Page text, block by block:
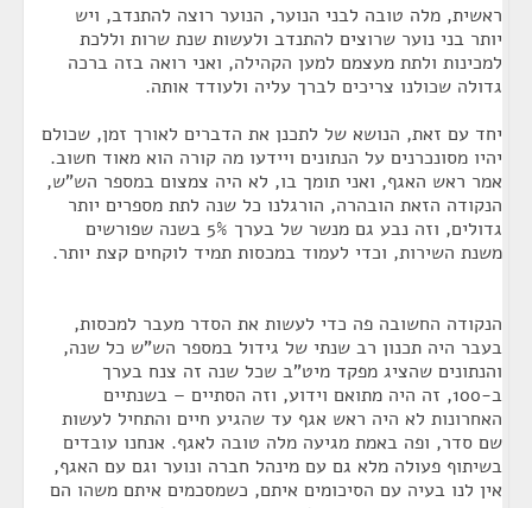
ראשית, מלה טובה לבני הנוער, הנוער רוצה להתנדב, ויש
יותר בני נוער שרוצים להתנדב ולעשות שנת שרות וללכת
למכינות ולתת מעצמם למען הקהילה, ואני רואה בזה ברכה
גדולה שכולנו צריכים לברך עליה ולעודד אותה.
יחד עם זאת, הנושא של לתכנן את הדברים לאורך זמן, שכולם
יהיו מסונכרנים על הנתונים ויידעו מה קורה הוא מאוד חשוב.
אמר ראש האגף, ואני תומך בו, לא היה צמצום במספר הש"ש,
הנקודה הזאת הובהרה, הורגלנו כל שנה לתת מספרים יותר
גדולים, וזה נבע גם מנשר של בערך 5% בשנה שפורשים
משנת השירות, וכדי לעמוד במכסות תמיד לוקחים קצת יותר.
הנקודה החשובה פה כדי לעשות את הסדר מעבר למכסות,
בעבר היה תכנון רב שנתי של גידול במספר הש"ש כל שנה,
והנתונים שהציג מפקד מיט"ב שכל שנה זה צנח בערך
ב-100, זה היה מתואם וידוע, וזה הסתיים – בשנתיים
האחרונות לא היה ראש אגף עד שהגיע חיים והתחיל לעשות
שם סדר, ופה באמת מגיעה מלה טובה לאגף. אנחנו עובדים
בשיתוף פעולה מלא גם עם מינהל חברה ונוער וגם עם האגף,
אין לנו בעיה עם הסיכומים איתם, כשמסכמים איתם משהו הם